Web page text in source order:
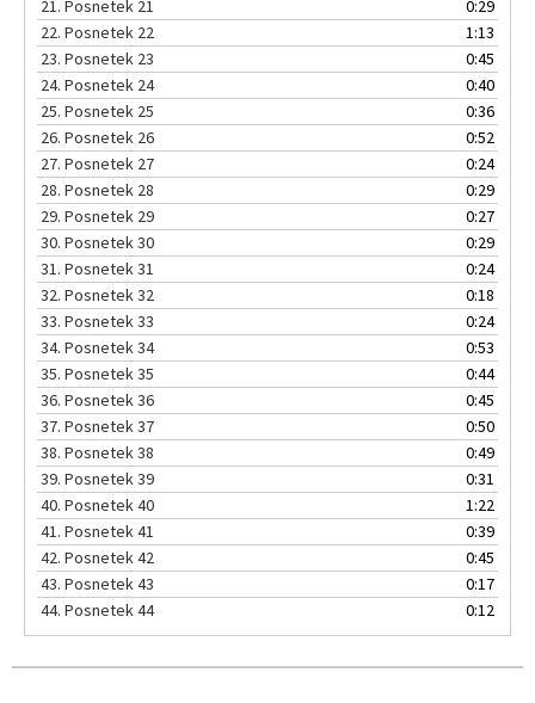
21. Posnetek 21
0:29
22. Posnetek 22
1:13
23. Posnetek 23
0:45
24. Posnetek 24
0:40
25. Posnetek 25
0:36
26. Posnetek 26
0:52
27. Posnetek 27
0:24
28. Posnetek 28
0:29
29. Posnetek 29
0:27
30. Posnetek 30
0:29
31. Posnetek 31
0:24
32. Posnetek 32
0:18
33. Posnetek 33
0:24
34. Posnetek 34
0:53
35. Posnetek 35
0:44
36. Posnetek 36
0:45
37. Posnetek 37
0:50
38. Posnetek 38
0:49
39. Posnetek 39
0:31
40. Posnetek 40
1:22
41. Posnetek 41
0:39
42. Posnetek 42
0:45
43. Posnetek 43
0:17
44. Posnetek 44 0:12